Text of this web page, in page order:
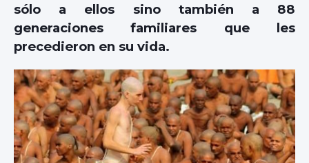
sólo a ellos sino también a 88
generaciones familiares que les
precedieron en su vida.